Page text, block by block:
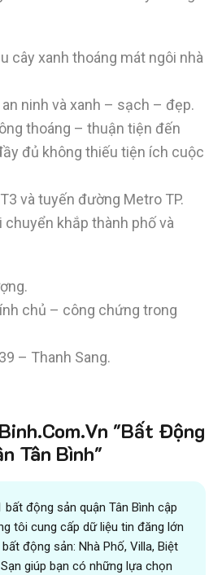
cây xanh thoáng mát ngôi nhà
ninh và xanh – sạch – đẹp.
thoáng – thuận tiện đến
đủ không thiếu tiện ích cuộc
và tuyến đường Metro TP.
khắp thành phố và
chủ – công chứng trong
– Thanh Sang.
thời gian , mua bán được nhanh hơn
hơn với sự trợ giúp đắc lực của
REAL
Khách Hàng Đã Tìm Mua
"Bất Động
Tân Bình"
động sản quận Tân Bình cập
tôi cung cấp dữ liệu tin đăng lớn
động sản: Nhà Phố, Villa, Biệt
giúp bạn có những lựa chọn